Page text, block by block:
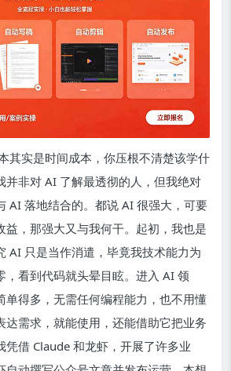
其实是时间成本，你压根不清楚该学什
并非对 AI 了解最透彻的人，但我绝对
AI 落地结合的。都说 AI 很强大，可要
益，那强大又与我何干。起初，我也是
AI 只是当作消遣，毕竟我技术能力为
，看到代码就头晕目眩。进入 AI 领
单得多，无需任何编程能力，也不用懂
达需求，就能使用，还能借助它把业务
凭借 Claude 和龙虾，开展了许多业